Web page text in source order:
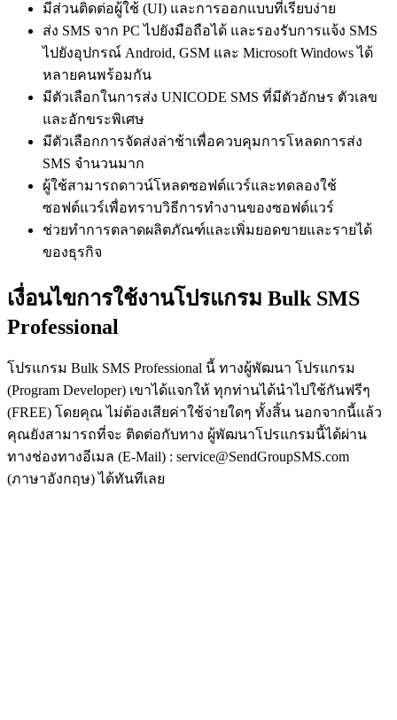
มีส่วนติดต่อผู้ใช้ (UI) และการออกแบบที่เรียบง่าย
ส่ง SMS จาก PC ไปยังมือถือได้ และรองรับการแจ้ง SMS
ไปยังอุปกรณ์ Android, GSM และ Microsoft Windows ได้
หลายคนพร้อมกัน
มีตัวเลือกในการส่ง UNICODE SMS ที่มีตัวอักษร ตัวเลข
และอักขระพิเศษ
มีตัวเลือกการจัดส่งล่าช้าเพื่อควบคุมการโหลดการส่ง
SMS จำนวนมาก
ผู้ใช้สามารถดาวน์โหลดซอฟต์แวร์และทดลองใช้
ซอฟต์แวร์เพื่อทราบวิธีการทำงานของซอฟต์แวร์
ช่วยทำการตลาดผลิตภัณฑ์และเพิ่มยอดขายและรายได้
ของธุรกิจ
เงื่อนไขการใช้งานโปรแกรม Bulk SMS
Professional
โปรแกรม Bulk SMS Professional นี้ ทางผู้พัฒนา โปรแกรม
(Program Developer) เขาได้แจกให้ ทุกท่านได้นำไปใช้กันฟรีๆ
(FREE) โดยคุณ ไม่ต้องเสียค่าใช้จ่ายใดๆ ทั้งสิ้น นอกจากนี้แล้ว
คุณยังสามารถที่จะ ติดต่อกับทาง ผู้พัฒนาโปรแกรมนี้ได้ผ่าน
ทางช่องทางอีเมล (E-Mail) : service@SendGroupSMS.com
(ภาษาอังกฤษ) ได้ทันทีเลย